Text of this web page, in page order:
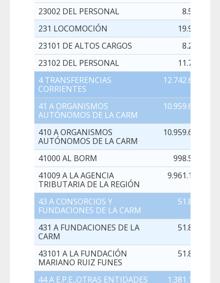
23002 DEL PERSONAL
8.545,00
231 LOCOMOCIÓN
19.987,00
23101 DE ALTOS CARGOS
8.247,00
23102 DEL PERSONAL
11.740,00
4 TRANSFERENCIAS
CORRIENTES
12.742.658,00
41 A ORGANISMOS
AUTÓNOMOS DE LA CARM
10.959.683,00
410 A ORGANISMOS
AUTÓNOMOS DE LA CARM
10.959.683,00
41000 AL BORM
998.570,00
41009 A LA AGENCIA
TRIBUTARIA DE LA REGIÓN
9.961.113,00
43 A CONSORCIOS Y
FUNDACIONES DE LA CARM
51.817,00
431 A FUNDACIONES DE LA
CARM
51.817,00
43101 A LA FUNDACIÓN
MARIANO RUIZ FUNES
51.817,00
44 A E.P.E.,OTRAS ENTIDADES 1.381.158,00